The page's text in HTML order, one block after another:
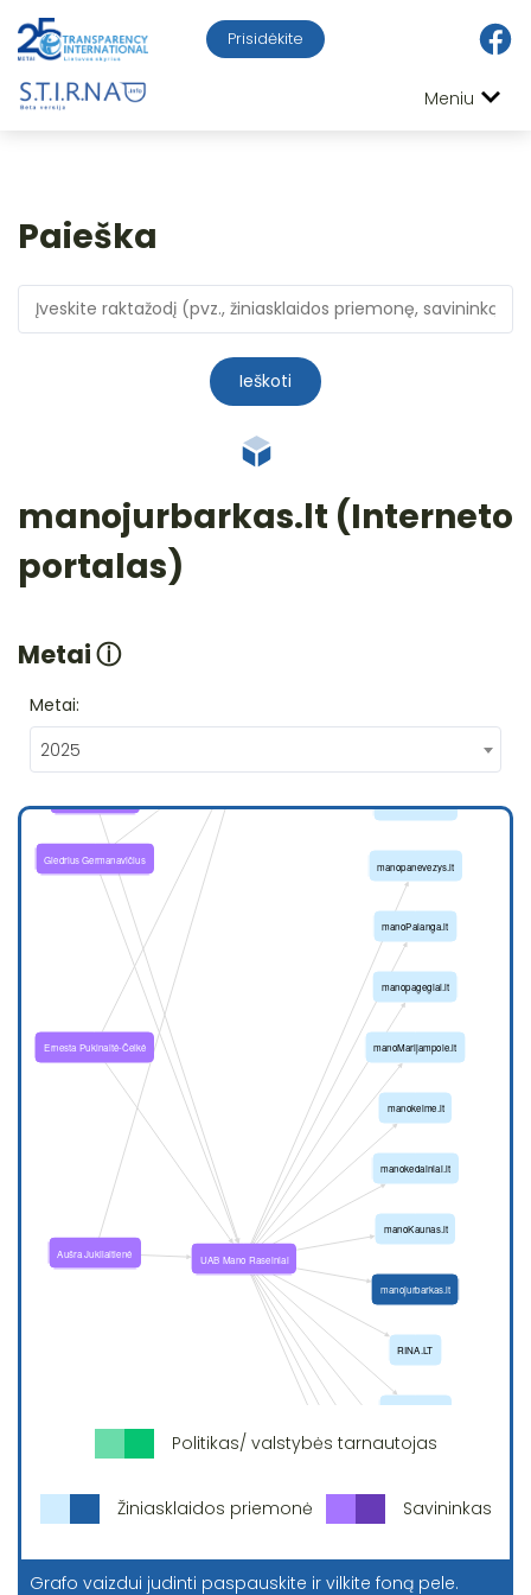
Prisidėkite
Meniu
Paieška
Ieškoti
manojurbarkas.lt (Interneto
portalas)
Metaiⓘ
Metai:
2025
Politikas/ valstybės tarnautojas
Žiniasklaidos priemonė Savininkas
Grafo vaizdui judinti paspauskite ir vilkite foną pele.